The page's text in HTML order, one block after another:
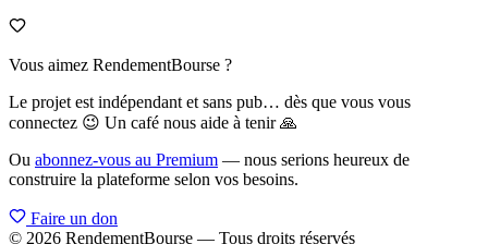
Vous aimez RendementBourse ?
Le projet est indépendant et sans pub… dès que vous vous
connectez 😉 Un café nous aide à tenir 🙏
Ou abonnez-vous au Premium — nous serions heureux de
construire la plateforme selon vos besoins.
Faire un don
© 2026 RendementBourse — Tous droits réservés